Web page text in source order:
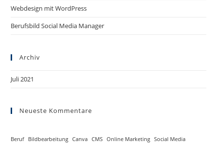
Webdesign mit WordPress
Berufsbild Social Media Manager
Archiv
Juli 2021
Neueste Kommentare
Beruf Bildbearbeitung Canva CMS Online Marketing
Social Media